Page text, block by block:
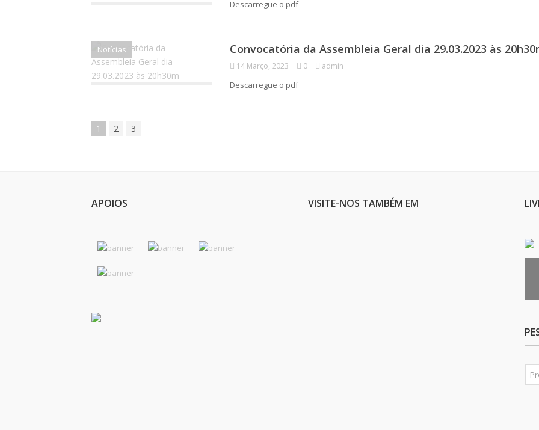
Descarregue o pdf
Notícias Convocatória da Assembleia Geral dia 29.03.2023 às
14 Março, 2023 0 admin
Descarregue o pdf
1 2 3
APOIOS VISITE-NOS TAMBÉM EM